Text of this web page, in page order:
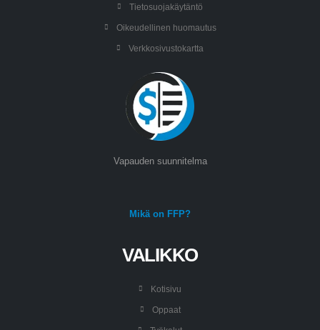
Tietosuojakäytäntö
Oikeudellinen huomautus
Verkkosivustokartta
Vapauden suunnitelma
Mikä on FFP?
VALIKKO
Kotisivu
Oppaat